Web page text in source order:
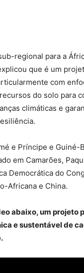
regional para a
que é um
com
do solo para
climáticas e
e Príncipe e Guiné-
em Camarões,
Democrática do
Africana e China.
abaixo, um projeto
e sustentável de